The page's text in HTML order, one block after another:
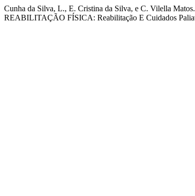
Cunha da Silva, L., E. Cristina da Silva, e C. Vilella
REABILITAÇÃO FÍSICA: Reabilitação E Cuidados